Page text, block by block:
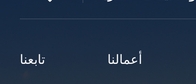
تابعنا أعمالنا